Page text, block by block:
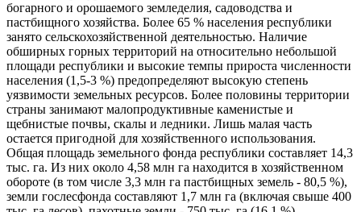
богарного и орошаемого земледелия, садоводства и
пастбищного хозяйства. Более 65 % населения республики
занято сельскохозяйственной деятельностью. Наличие
обширных горных территорий на относительно небольшой
площади республики и высокие темпы прироста численности
населения (1,5-3 %) предопределяют высокую степень
уязвимости земельных ресурсов. Более половины территории
страны занимают малопродуктивные каменистые и
щебнистые почвы, скалы и ледники. Лишь малая часть
остается пригодной для хозяйственного использования.
Общая площадь земельного фонда республики составляет 14,3
тыс. га. Из них около 4,58 млн га находится в хозяйственном
обороте (в том числе 3,3 млн га пастбищных земель - 80,5 %),
земли гослесфонда составляют 1,7 млн га (включая свыше 400